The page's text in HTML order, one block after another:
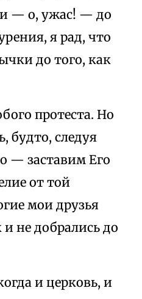
— о, ужас! — до
я рад, что
до того, как
протеста. Но
будто, следуя
— заставим Его
от той
мои друзья
не добрались до
и церковь, и